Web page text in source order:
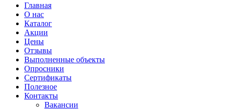
Главная
О нас
Каталог
Акции
Цены
Отзывы
Выполненные объекты
Опросники
Сертификаты
Полезное
Контакты
Вакансии